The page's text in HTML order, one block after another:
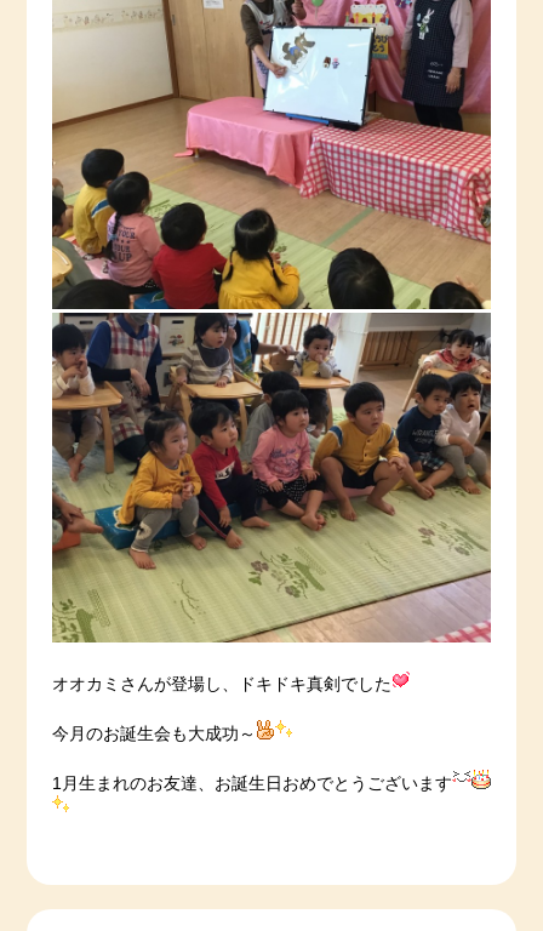
オオカミさんが登場し、ドキドキ真剣でした
今月のお誕生会も大成功～
1月生まれのお友達、お誕生日おめでとうございます